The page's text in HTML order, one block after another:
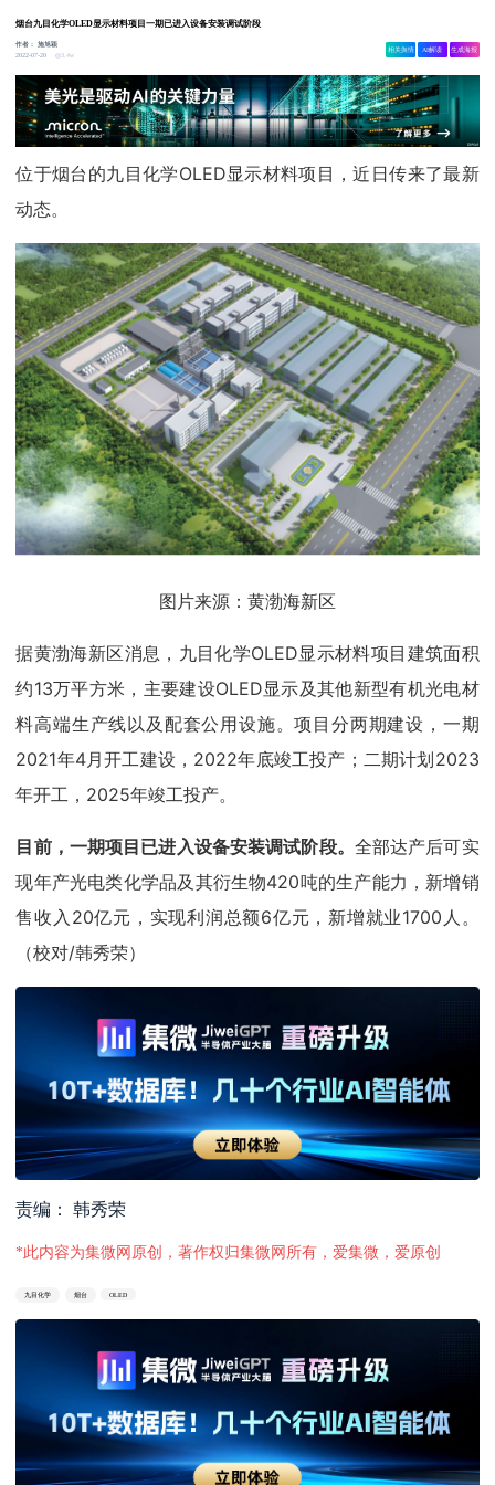
烟台九目化学OLED显示材料项目一期已进入设备安装调试阶段
作者：施旭颖
2022-07-20
3.4w
相关舆情 AI解读 生成海报
位于烟台的九目化学OLED显示材料项目，近日传来了最新
动态。
图片来源：黄渤海新区
据黄渤海新区消息，九目化学OLED显示材料项目建筑面积
约13万平方米，主要建设OLED显示及其他新型有机光电材
料高端生产线以及配套公用设施。项目分两期建设，一期
2021年4月开工建设，2022年底竣工投产；二期计划2023
年开工，2025年竣工投产。
目前，一期项目已进入设备安装调试阶段。 全部达产后可实
现年产光电类化学品及其衍生物420吨的生产能力，新增销
售收入20亿元，实现利润总额6亿元，新增就业1700人。
（校对/韩秀荣）
责编： 韩秀荣
*此内容为集微网原创，著作权归集微网所有，爱集微，爱原创
九目化学 烟台 OLED